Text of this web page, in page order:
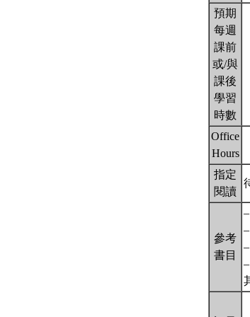
預期
每週
課前
或/與
課後
學習
時數
Office
Hours
指定
閱讀
參考
書目